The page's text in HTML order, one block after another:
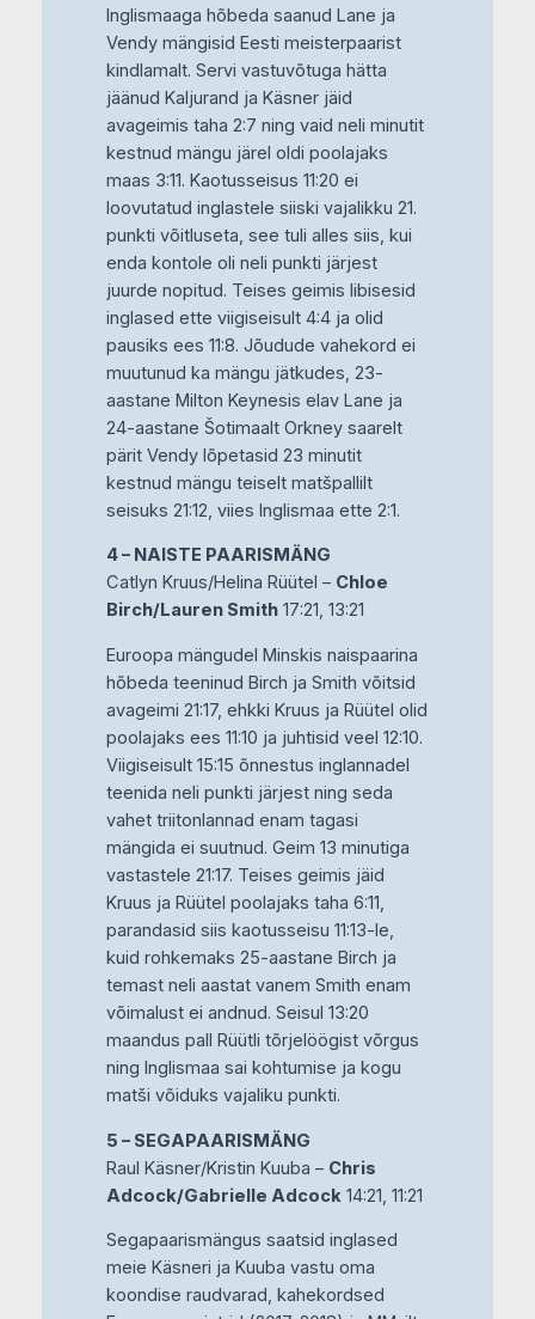
Inglismaaga hõbeda saanud Lane ja
Vendy mängisid Eesti meisterpaarist
kindlamalt. Servi vastuvõtuga hätta
jäänud Kaljurand ja Käsner jäid
avageimis taha 2:7 ning vaid neli minutit
kestnud mängu järel oldi poolajaks
maas 3:11. Kaotusseisus 11:20 ei
loovutatud inglastele siiski vajalikku 21.
punkti võitluseta, see tuli alles siis, kui
enda kontole oli neli punkti järjest
juurde nopitud. Teises geimis libisesid
inglased ette viigiseisult 4:4 ja olid
pausiks ees 11:8. Jõudude vahekord ei
muutunud ka mängu jätkudes, 23-
aastane Milton Keynesis elav Lane ja
24-aastane Šotimaalt Orkney saarelt
pärit Vendy lõpetasid 23 minutit
kestnud mängu teiselt matšpallilt
seisuks 21:12, viies Inglismaa ette 2:1.
4 – NAISTE PAARISMÄNG
Catlyn Kruus/Helina Rüütel – Chloe
Birch/Lauren Smith17:21, 13:21
Euroopa mängudel Minskis naispaarina
hõbeda teeninud Birch ja Smith võitsid
avageimi 21:17, ehkki Kruus ja Rüütel olid
poolajaks ees 11:10 ja juhtisid veel 12:10.
Viigiseisult 15:15 õnnestus inglannadel
teenida neli punkti järjest ning seda
vahet triitonlannad enam tagasi
mängida ei suutnud. Geim 13 minutiga
vastastele 21:17. Teises geimis jäid
Kruus ja Rüütel poolajaks taha 6:11,
parandasid siis kaotusseisu 11:13-le,
kuid rohkemaks 25-aastane Birch ja
temast neli aastat vanem Smith enam
võimalust ei andnud. Seisul 13:20
maandus pall Rüütli tõrjelöögist võrgus
ning Inglismaa sai kohtumise ja kogu
matši võiduks vajaliku punkti.
5 – SEGAPAARISMÄNG
Raul Käsner/Kristin Kuuba – Chris
Adcock/Gabrielle Adcock 14:21, 11:21
Segapaarismängus saatsid inglased
meie Käsneri ja Kuuba vastu oma
koondise raudvarad, kahekordsed